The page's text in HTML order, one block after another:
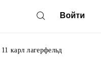
Войти
карл лагерфельд